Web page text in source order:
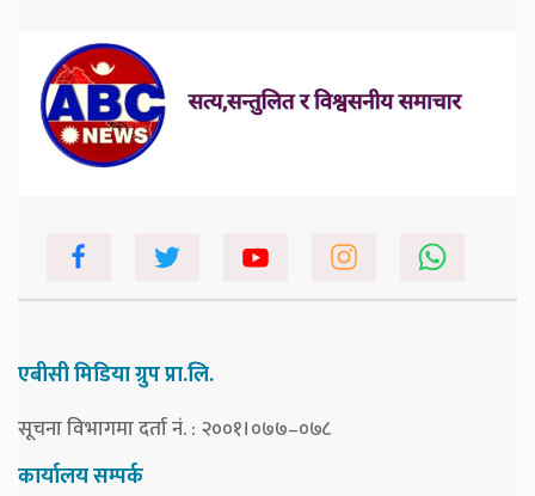
एबीसी मिडिया ग्रुप प्रा.लि.
सूचना विभागमा दर्ता नं. : २००१।०७७–०७८
कार्यालय सम्पर्क